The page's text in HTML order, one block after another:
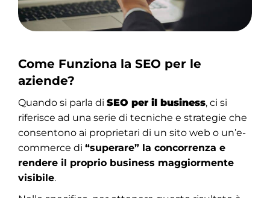
Come Funziona la SEO per le
aziende?
Quando si parla di SEO per il business, ci si
riferisce ad una serie di tecniche e strategie che
consentono ai proprietari di un sito web o un’e-
commerce di “superare” la concorrenza e
rendere il proprio business maggiormente
visibile.